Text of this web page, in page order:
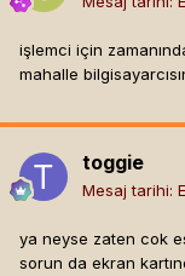
işlemci için
mahalle
toggie
Mesaj tarihi:
ya neyse zaten cok
sorun da ekran